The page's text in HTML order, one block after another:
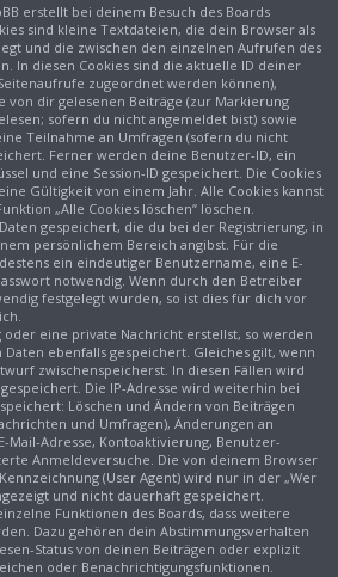
erstellt bei deinem Besuch des Boards
sind kleine Textdateien, die dein Browser als
und die zwischen den einzelnen Aufrufen des
In diesen Cookies sind die aktuelle ID deiner
zugeordnet werden können),
von dir gelesenen Beiträge (zur Markierung
sofern du nicht angemeldet bist) sowie
Teilnahme an Umfragen (sofern du nicht
Ferner werden deine Benutzer-ID, ein
und eine Session-ID gespeichert. Die Cookies
Gültigkeit von einem Jahr. Alle Cookies kannst
„Alle Cookies löschen“ löschen.
gespeichert, die du bei der Registrierung, in
persönlichem Bereich angibst. Für die
ein eindeutiger Benutzername, eine E-
notwendig. Wenn durch den Betreiber
festgelegt wurden, so ist dies für dich vor
oder eine private Nachricht erstellst, so werden
ebenfalls gespeichert. Gleiches gilt, wenn
zwischenspeicherst. In diesen Fällen wird
Die IP-Adresse wird weiterhin bei
Löschen und Ändern von Beiträgen
und Umfragen), Änderungen an
Mail-Adresse, Kontoaktivierung, Benutzer-
Anmeldeversuche. Die von deinem Browser
(User Agent) wird nur in der „Wer
und nicht dauerhaft gespeichert.
Funktionen des Boards, dass weitere
Dazu gehören dein Abstimmungsverhalten
Status von deinen Beiträgen oder explizit
oder Benachrichtigungsfunktionen.